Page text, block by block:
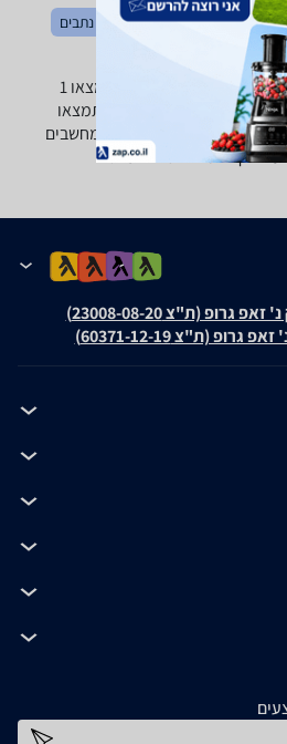
מודמים סלולריים
ראוטרים / נתבים
מגדילי טווח / Access Points ‏200 - 400 ‏750 ‏Mbps -נמצאו 1
מוצרים. מחפש מגדיל טווח / Access Point? רק בזאפ תמצאו
ביותר מאלף חנויות בתחום מחשבים
עבור קבלת החלטה חכמה!
(ת"צ 23008-08-20)
(ת"צ 60371-12-19)